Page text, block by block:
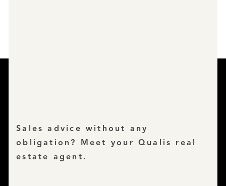
Sales advice without any
obligation? Meet your Qualis real
estate agent.